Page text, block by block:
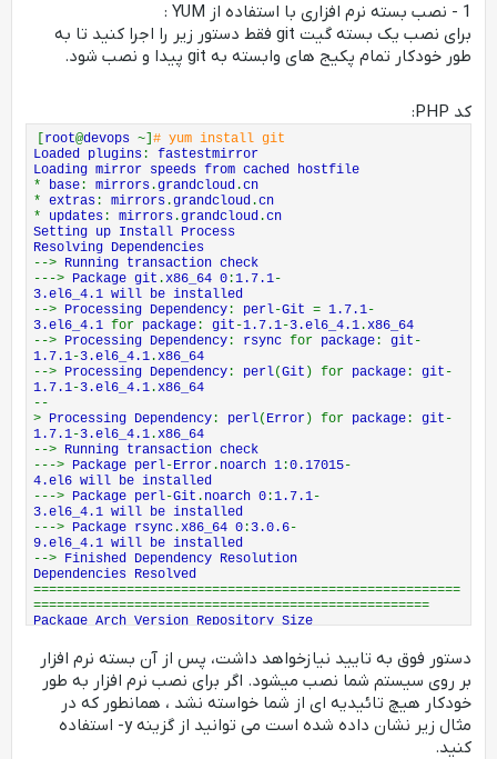
1 - نصب بسته نرم افزاری با استفاده از YUM :
برای نصب یک بسته گیت git فقط دستور زیر را اجرا کنید تا به
طور خودکار تمام پکیج های وابسته به git پیدا و نصب شود.
کد PHP:
root@devops ~] # yum install git
Loaded plugins : fastestmirror
Loading mirror speeds from cached hostfile
* base : mirrors .grandcloud .cn
* extras : mirrors .grandcloud .cn
* updates : mirrors .grandcloud .cn
Setting up Install Process
Resolving Dependencies
--> Running transaction check
---> Package git .x86_64 0 :1.7.1-
3.el6_4.1 will be installed
--> Processing Dependency : perl-Git = 1.7.1-
3.el6_4.1 for package : git -1.7.1-3.el6_4.1 .x86_64
--> Processing Dependency : rsync for package : git -
1.7.1-3.el6_4.1 .x86_64
--> Processing Dependency : perl(Git ) for package : git -
1.7.1-3.el6_4.1 .x86_64
--
> Processing Dependency : perl( Error ) for package : git -
1.7.1-3.el6_4.1 .x86_64
--> Running transaction check
---> Package perl-Error . noarch 1 :0.17015-
4.el6 will be installed
---> Package perl-Git . noarch 0 :1.7.1-
3.el6_4.1 will be installed
---> Package rsync .x86_64 0 : 3.0.6-
9.el6_4.1 will be installed
--> Finished Dependency Resolution
Dependencies Resolved
=======================================================
===================================================
Package Arch Version Repository Size
===================================================
Installing:
git x86_64 1.7.1-3.el6_4.1 base 4.6 M
Installingfordependencies:
perl- Error noarch 1 0.17015-
4.el6 base 29 k
perl-Git noarch 1.7.1-3.el6_4.1 base 28 k
دستور فوق به تایید نیازخواهد داشت، پس از آن بسته نرم افزار
بر روی سیستم شما نصب میشود. اگر برای نصب نرم افزار به طور
خودکار هیچ تائیدیه ای از شما خواسته نشد ، همانطور که در
مثال زیر نشان داده شده است می توانید از گزینه y- استفاده
کنید.